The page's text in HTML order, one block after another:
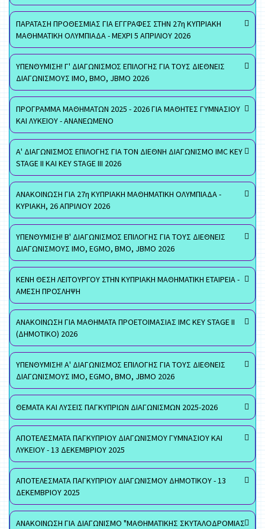
ΠΑΡΑΤΑΣΗ ΠΡΟΘΕΣΜΙΑΣ ΓΙΑ ΕΓΓΡΑΦΕΣ ΣΤΗΝ 27η ΚΥΠΡΙΑΚΗ
ΜΑΘΗΜΑΤΙΚΗ ΟΛΥΜΠΙΑΔΑ - ΜΕΧΡΙ 5 ΑΠΡΙΛΙΟΥ 2026
ΥΠΕΝΘΥΜΙΣΗ! Γ' ΔΙΑΓΩΝΙΣΜΟΣ ΕΠΙΛΟΓΗΣ ΓΙΑ ΤΟΥΣ ΔΙΕΘΝΕΙΣ
ΔΙΑΓΩΝΙΣΜΟΥΣ ΙΜΟ, ΒΜΟ, JBMO 2026
ΠΡΟΓΡΑΜΜΑ ΜΑΘΗΜΑΤΩΝ 2025 - 2026 ΓΙΑ ΜΑΘΗΤΕΣ ΓΥΜΝΑΣΙΟΥ
ΚΑΙ ΛΥΚΕΙΟΥ - ΑΝΑΝΕΩΜΕΝΟ
Α' ΔΙΑΓΩΝΙΣΜΟΣ ΕΠΙΛΟΓΗΣ ΓΙΑ ΤΟΝ ΔΙΕΘΝΗ ΔΙΑΓΩΝΙΣΜΟ IMC KEY
STAGE II ΚΑΙ KEY STAGE III 2026
ΑΝΑΚΟΙΝΩΣΗ ΓΙΑ 27η ΚΥΠΡΙΑΚΗ ΜΑΘΗΜΑΤΙΚΗ ΟΛΥΜΠΙΑΔΑ -
ΚΥΡΙΑΚΗ, 26 ΑΠΡΙΛΙΟΥ 2026
ΥΠΕΝΘΥΜΙΣΗ! Β' ΔΙΑΓΩΝΙΣΜΟΣ ΕΠΙΛΟΓΗΣ ΓΙΑ ΤΟΥΣ ΔΙΕΘΝΕΙΣ
ΔΙΑΓΩΝΙΣΜΟΥΣ ΙΜΟ, EGMO, ΒΜΟ, JBMO 2026
ΚΕΝΗ ΘΕΣΗ ΛΕΙΤΟΥΡΓΟΥ ΣΤΗΝ ΚΥΠΡΙΑΚΗ ΜΑΘΗΜΑΤΙΚΗ ΕΤΑΙΡΕΙΑ -
ΑΜΕΣΗ ΠΡΟΣΛΗΨΗ
ΑΝΑΚΟΙΝΩΣΗ ΓΙΑ ΜΑΘΗΜΑΤΑ ΠΡΟΕΤΟΙΜΑΣΙΑΣ IMC KEY STAGE II
(ΔΗΜΟΤΙΚΟ) 2026
ΥΠΕΝΘΥΜΙΣΗ! Α' ΔΙΑΓΩΝΙΣΜΟΣ ΕΠΙΛΟΓΗΣ ΓΙΑ ΤΟΥΣ ΔΙΕΘΝΕΙΣ
ΔΙΑΓΩΝΙΣΜΟΥΣ ΙΜΟ, EGMO, ΒΜΟ, JBMO 2026
ΘΕΜΑΤΑ ΚΑΙ ΛΥΣΕΙΣ ΠΑΓΚΥΠΡΙΩΝ ΔΙΑΓΩΝΙΣΜΩΝ 2025-2026
ΑΠΟΤΕΛΕΣΜΑΤΑ ΠΑΓΚΥΠΡΙΟΥ ΔΙΑΓΩΝΙΣΜΟΥ ΓΥΜΝΑΣΙΟΥ ΚΑΙ
ΛΥΚΕΙΟΥ - 13 ΔΕΚΕΜΒΡΙΟΥ 2025
ΑΠΟΤΕΛΕΣΜΑΤΑ ΠΑΓΚΥΠΡΙΟΥ ΔΙΑΓΩΝΙΣΜΟΥ ΔΗΜΟΤΙΚΟΥ - 13
ΔΕΚΕΜΒΡΙΟΥ 2025
ΑΝΑΚΟΙΝΩΣΗ ΓΙΑ ΔΙΑΓΩΝΙΣΜΟ "ΜΑΘΗΜΑΤΙΚΗΣ ΣΚΥΤΑΛΟΔΡΟΜΙΑΣ